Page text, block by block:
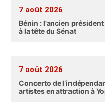
7 août 2026
Bénin : l'ancien
à la tête du Sénat
7 août 2026
Concerto de
artistes en attraction à